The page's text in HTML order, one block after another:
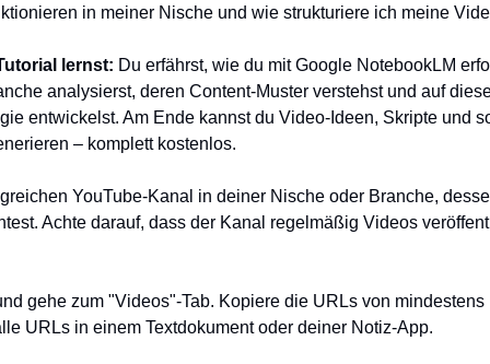
in meiner Nische und wie strukturiere ich meine
lernst: Du erfährst, wie du mit Google NotebookLM
analysierst, deren Content-Muster verstehst und auf
entwickelst. Am Ende kannst du Video-Ideen, Skripte und
– komplett kostenlos.
YouTube-Kanal in deiner Nische oder Branche,
Achte darauf, dass der Kanal regelmäßig Videos
gehe zum "Videos"-Tab. Kopiere die URLs von
URLs in einem Textdokument oder deiner Notiz-App.